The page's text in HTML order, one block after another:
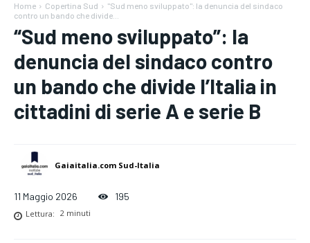
Home Copertina Sud
"Sud meno sviluppato": la denuncia del sindaco
contro un bando che divide...
“Sud meno sviluppato”: la
denuncia del sindaco contro
un bando che divide l’Italia in
cittadini di serie A e serie B
Gaiaitalia.com Sud-Italia
11 Maggio 2026 195
Lettura: 2 minuti